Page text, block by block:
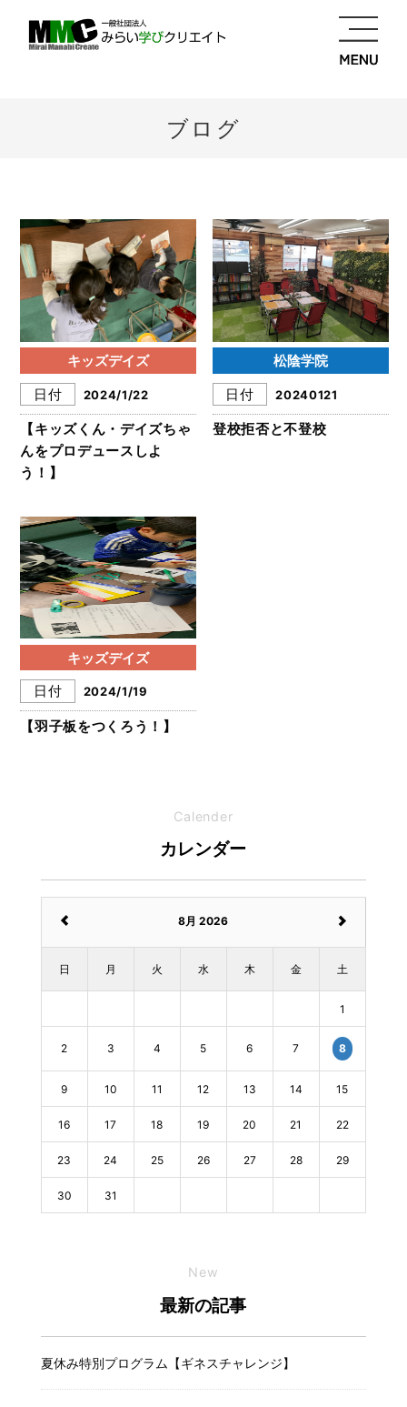
ブログ
キッズデイズ
日付
2024/1/22
【キッズくん・デイズちゃ
んをプロデュースしよ
う！】
松陰学院
日付
20240121
登校拒否と不登校
キッズデイズ
日付
2024/1/19
【羽子板をつくろう！】
Calender
カレンダー
8月 2026
日 月 火 水 木 金 土
1
2 3 4 5 6 7 8
9 10 11 12 13 14 15
16 17 18 19 20 21 22
23 24 25 26 27 28 29
30 31
New
最新の記事
夏休み特別プログラム【ギネスチャレンジ】